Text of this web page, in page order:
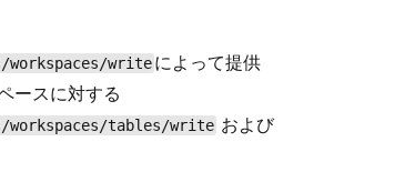
write によって提供
ースに対する
tables/write および